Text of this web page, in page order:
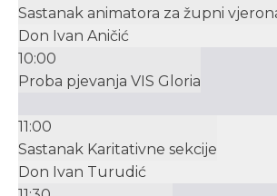
Sastanak animatora za župni
Don Ivan Aničić
10:00
Proba pjevanja VIS Gloria
11:00
Sastanak Karitativne sekcije
Don Ivan Turudić